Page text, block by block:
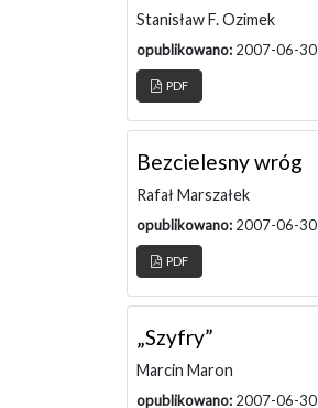
Stanisław F. Ozimek
opublikowano:2007-06-30
PDF
Bezcielesny wróg
Rafał Marszałek
opublikowano:2007-06-30
PDF
„Szyfry”
Marcin Maron
opublikowano:2007-06-30